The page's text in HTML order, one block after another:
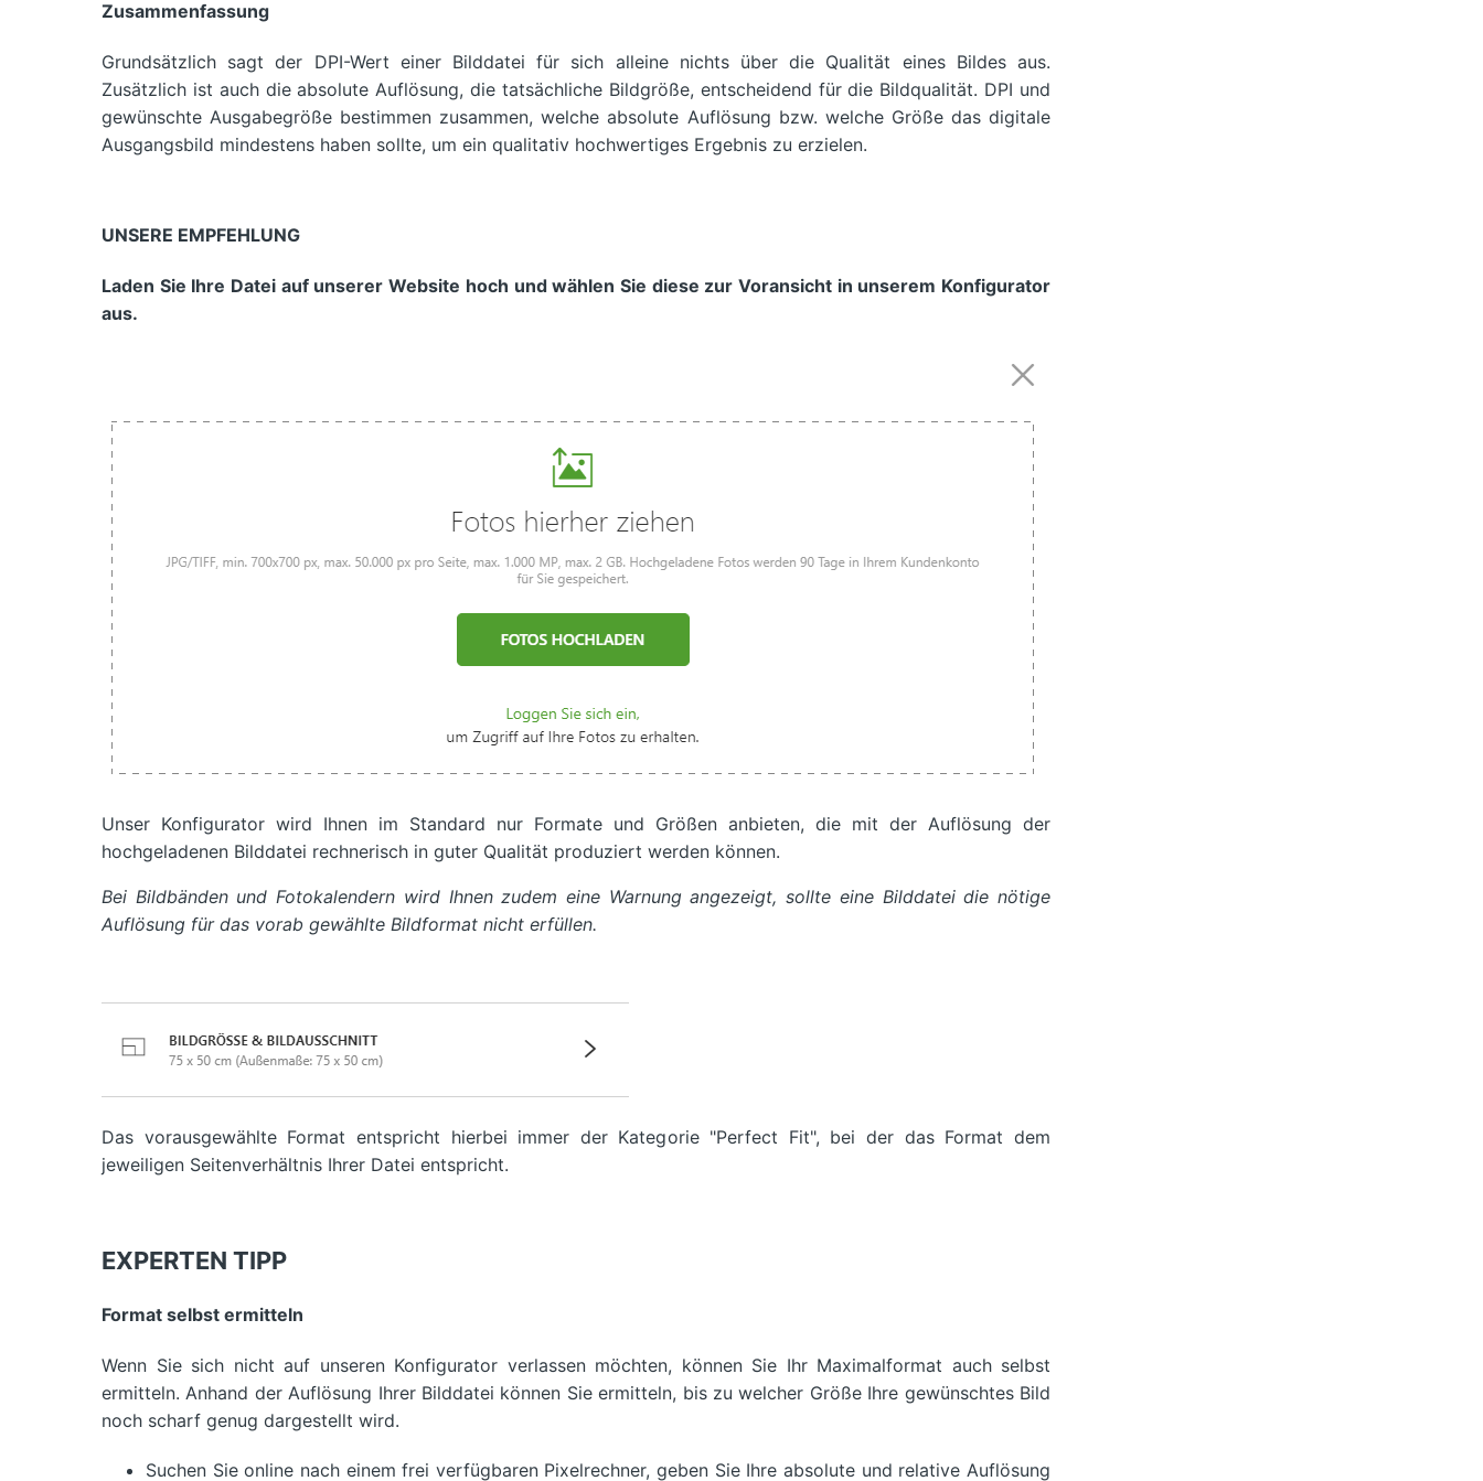
Zusammenfassung
Grundsätzlich sagt der DPI-Wert einer Bilddatei für sich alleine nichts über die Qualität eines Bildes aus.
Zusätzlich ist auch die absolute Auflösung, die tatsächliche Bildgröße, entscheidend für die Bildqualität. DPI und
gewünschte Ausgabegröße bestimmen zusammen, welche absolute Auflösung bzw. welche Größe das digitale
Ausgangsbild mindestens haben sollte, um ein qualitativ hochwertiges Ergebnis zu erzielen.
UNSERE EMPFEHLUNG
Laden Sie Ihre Datei auf unserer Website hoch und wählen Sie diese zur Voransicht in unserem Konfigurator
aus.
Unser Konfigurator wird Ihnen im Standard nur Formate und Größen anbieten, die mit der Auflösung der
hochgeladenen Bilddatei rechnerisch in guter Qualität produziert werden können.
Bei Bildbänden und Fotokalendern wird Ihnen zudem eine Warnung angezeigt, sollte eine Bilddatei die nötige
Auflösung für das vorab gewählte Bildformat nicht erfüllen.
Das vorausgewählte Format entspricht hierbei immer der Kategorie "Perfect Fit", bei der das Format dem
jeweiligen Seitenverhältnis Ihrer Datei entspricht.
EXPERTEN TIPP
Format selbst ermitteln
Wenn Sie sich nicht auf unseren Konfigurator verlassen möchten, können Sie Ihr Maximalformat auch selbst
ermitteln. Anhand der Auflösung Ihrer Bilddatei können Sie ermitteln, bis zu welcher Größe Ihre gewünschtes Bild
noch scharf genug dargestellt wird.
Suchen Sie online nach einem frei verfügbaren Pixelrechner, geben Sie Ihre absolute und relative Auflösung